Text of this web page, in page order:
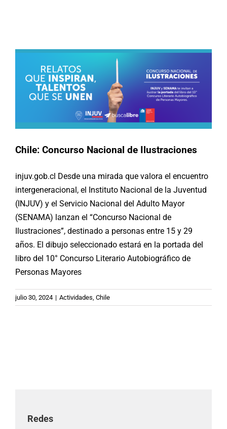
Chile: Concurso Nacional de Ilustraciones
injuv.gob.cl Desde una mirada que valora el encuentro
intergeneracional, el Instituto Nacional de la Juventud ​
(INJUV) y el Servicio Nacional del Adulto Mayor
(SENAMA) lanzan el “Concurso Nacional de
Ilustraciones”, destinado a personas entre 15 y 29
años. El dibujo seleccionado estará en la portada del
libro del 10° Concurso Literario Autobiográfico de
Personas Mayores
julio 30, 2024 | Actividades, Chile
Redes